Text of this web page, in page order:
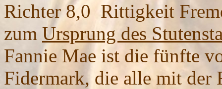
Richter 8,0 Rittigkeit
zum Ursprung des
Fannie Mae ist die fünfte
Fidermark, die alle mit der